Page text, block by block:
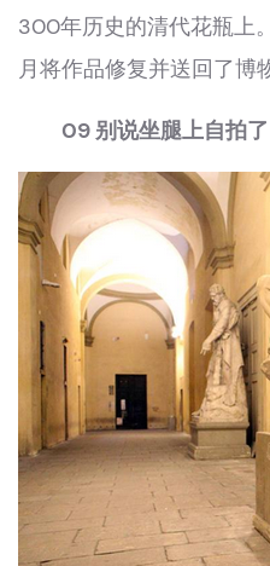
300年历史的清代花瓶上
月将作品修复并送回了博
09 别说坐腿上自拍